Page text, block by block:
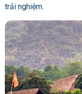
trải nghiệm.